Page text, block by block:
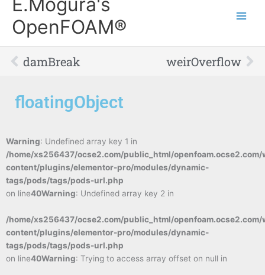
OpenFOAM®
Prev
damBreak weirOverflow
floatingObject
Warning: Undefined array key 1 in
/home/xs256437/ocse2.com/public_html/openfoam.ocse2.com/
content/plugins/elementor-pro/modules/dynamic-
tags/pods/tags/pods-url.php
on line40Warning: Undefined array key 2 in
/home/xs256437/ocse2.com/public_html/openfoam.ocse2.com/
content/plugins/elementor-pro/modules/dynamic-
tags/pods/tags/pods-url.php
on line40Warning: Trying to access array offset on null in